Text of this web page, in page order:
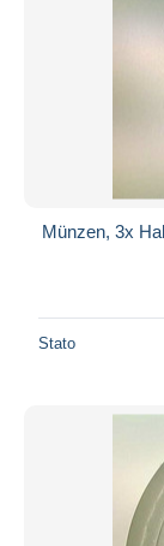
Münzen, 3x
Stato